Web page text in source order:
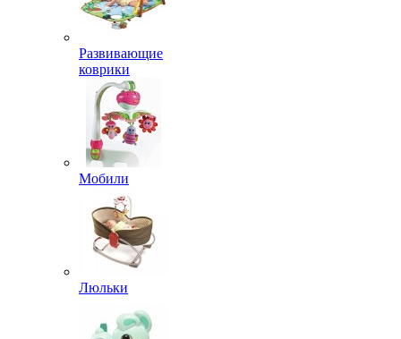
Развивающие
коврики
Мобили
Люльки